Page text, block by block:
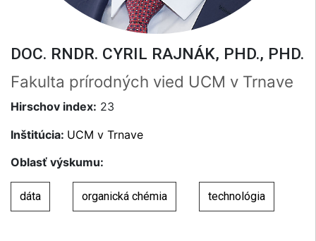
DOC. RNDR. CYRIL RAJNÁK, PHD., PHD.
Fakulta prírodných vied UCM v Trnave
Hirschov index: 23
Inštitúcia: UCM v Trnave
Oblasť výskumu:
dáta organická chémia technológia